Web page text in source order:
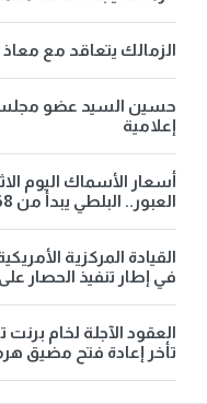
الزمالك يتعاقد مع
حسين السيد عضو مجلس
إعلامية
العبور.. البلطي يبدأ من 68 جنيهًا
في إطار تنفيذ الحصار على
تأخر إعادة فتح مضيق